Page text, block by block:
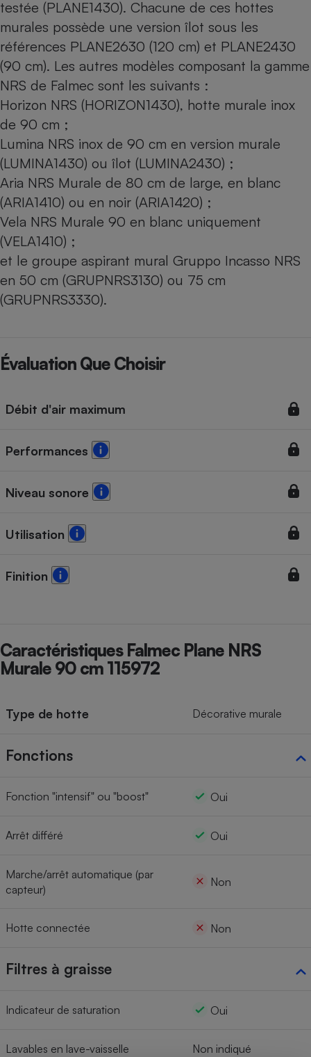
testée (PLANE1430). Chacune de ces hottes
murales possède une version îlot sous les
références PLANE2630 (120 cm) et PLANE2430
(90 cm). Les autres modèles composant la gamme
NRS de Falmec sont les suivants :
Horizon NRS (HORIZON1430), hotte murale inox
de 90 cm ;
Lumina NRS inox de 90 cm en version murale
(LUMINA1430) ou îlot (LUMINA2430) ;
Aria NRS Murale de 80 cm de large, en blanc
(ARIA1410) ou en noir (ARIA1420) ;
Vela NRS Murale 90 en blanc uniquement
(VELA1410) ;
et le groupe aspirant mural Gruppo Incasso NRS
en 50 cm (GRUPNRS3130) ou 75 cm
(GRUPNRS3330).
Évaluation Que Choisir
Débit d'air maximum
Performances
Niveau sonore
Utilisation
Finition
Caractéristiques Falmec Plane NRS
Murale 90 cm 115972
Type de hotte Décorative murale
Fonctions
Fonction "intensif" ou "boost" Oui
Arrêt différé Oui
Marche/arrêt automatique (par
capteur)
Non
Hotte connectée Non
Filtres à graisse
Indicateur de saturation Oui
Lavables en lave-vaisselle Non indiqué